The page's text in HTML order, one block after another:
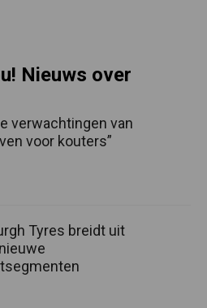
Nieuws over
verwachtingen van
voor kouters”
Tyres breidt uit